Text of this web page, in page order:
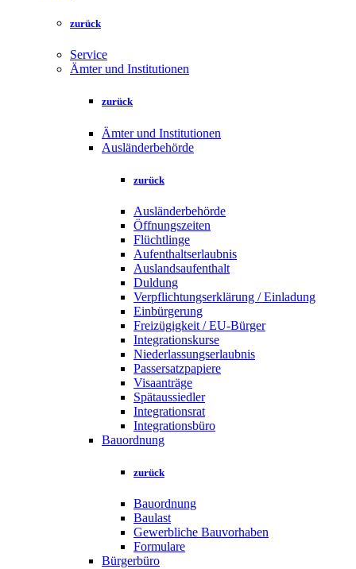
zurück
Service
Ämter und Institutionen
zurück
Ämter und Institutionen
Ausländerbehörde
zurück
Ausländerbehörde
Öffnungszeiten
Flüchtlinge
Aufenthaltserlaubnis
Auslandsaufenthalt
Duldung
Verpflichtungserklärung / Einladung
Einbürgerung
Freizügigkeit / EU-Bürger
Integrationskurse
Niederlassungserlaubnis
Passersatzpapiere
Visaanträge
Spätaussiedler
Integrationsrat
Integrationsbüro
Bauordnung
zurück
Bauordnung
Baulast
Gewerbliche Bauvorhaben
Formulare
Bürgerbüro